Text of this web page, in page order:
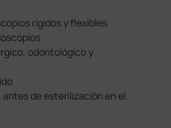
rígidos y flexibles
odontológico y
de esterilización en el